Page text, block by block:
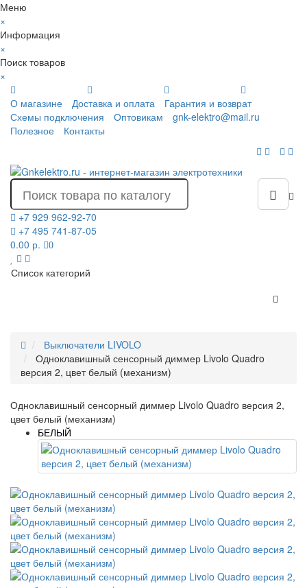
Меню
×
Информация
×
Поиск товаров
×
О магазине
Доставка и оплата
Гарантия и возврат
Схемы подключения
Оптовикам
gnk-elektro@mail.ru
Полезное
Контакты
+7 929 962-92-70
+7 495 741-87-05
0.00 р.
0
Список категорий
Выключатели LIVOLO
Одноклавишный сенсорный диммер Livolo Quadro
версия 2, цвет белый (механизм)
Одноклавишный сенсорный диммер Livolo Quadro версия 2,
цвет белый (механизм)
БЕЛЫЙ